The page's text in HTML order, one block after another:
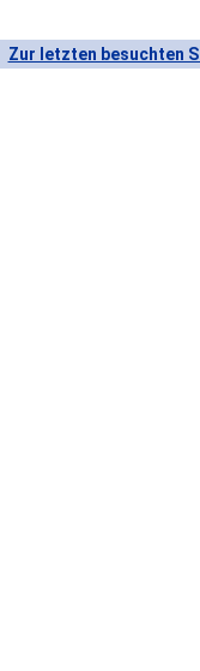
Zur letzten besuchten